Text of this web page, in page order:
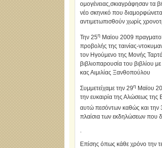
ομογένειας,σκιαγράφησαν τα
νέο σκηνικό που
αντιμετωπισθούν χωρίς
Την 25η Μαϊου 2009
προβολής της ταινίας-
τον Ηγούμενο της Μονής
βιβλιοπαρουσία του βιβλίου
κας Αιμιλίας Ξανθοπούλου
Συμμετείχαμε την 29η Μαϊου
την ευκαιρία της Αλώσεως της
αυτώ πεσόντων καθώς και την
πλαίσια των εκδηλώσεων που
.
Επίσης όπως κάθε χρόνο την